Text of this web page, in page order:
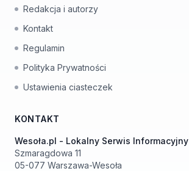
Redakcja i autorzy
Kontakt
Regulamin
Polityka Prywatności
Ustawienia ciasteczek
KONTAKT
Wesoła.pl - Lokalny Serwis Informacyjny
Szmaragdowa 11
05-077 Warszawa-Wesoła